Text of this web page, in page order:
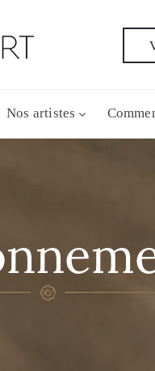
Nos artistes